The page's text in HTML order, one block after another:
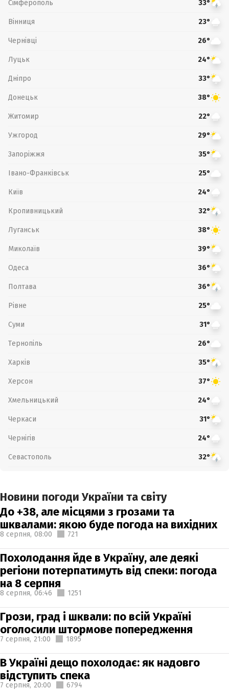
Сімферополь 33°
Вінниця 23°
Чернівці 26°
Луцьк 24°
Дніпро 33°
Донецьк 38°
Житомир 22°
Ужгород 29°
Запоріжжя 35°
Івано-Франківськ 25°
Київ 24°
Кропивницький 32°
Луганськ 38°
Миколаїв 39°
Одеса 36°
Полтава 36°
Рівне 25°
Суми 31°
Тернопіль 26°
Харків 35°
Херсон 37°
Хмельницький 24°
Черкаси 31°
Чернігів 24°
Севастополь 32°
Новини погоди України та світу
До +38, але місцями з грозами та
шквалами: якою буде погода на вихідних
8 серпня, 08:00 721
Похолодання йде в Україну, але деякі
регіони потерпатимуть від спеки: погода
на 8 серпня
8 серпня, 06:46 1251
Грози, град і шквали: по всій Україні
оголосили штормове попередження
7 серпня, 21:00 1895
В Україні дещо похолодає: як надовго
відступить спека
7 серпня, 20:00 6794